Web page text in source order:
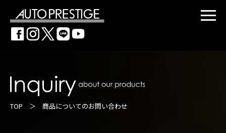
TOP ＞ 商品についてのお問い合わせ